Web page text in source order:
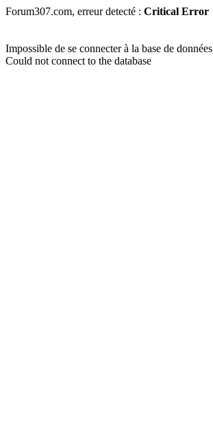
Forum307.com, erreur detecté : Critical Error
Impossible de se connecter à la base de données
Could not connect to the database